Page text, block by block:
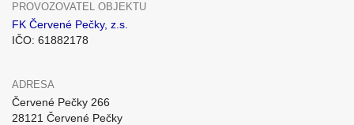
PROVOZOVATEL OBJEKTU
FK Červené Pečky, z.s.
IČO: 61882178
ADRESA
Červené Pečky 266
28121 Červené Pečky